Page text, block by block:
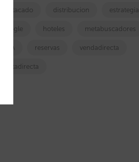
destacado distribucion estrategia
google hoteles metabuscadores
OTA reservas vendadirecta
ventadirecta